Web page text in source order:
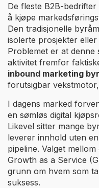
De fleste B2B-
å kjøpe
Den tradisjonelle
isolerte prosjekter
Problemet er at
aktivitet fremfor
inbound marketing
forutsigbar
I dagens marked
en sømløs digital
Likevel sitter mange
leverer innhold uten
pipeline. Valget
Growth as a Service
grunn om hvem som
suksess.